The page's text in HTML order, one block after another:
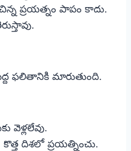
ప్రయత్నం పాపం కాదు.
ఫలితానికి మారుతుంది.
వెళ్లలేవు.
దిశలో ప్రయత్నించు.